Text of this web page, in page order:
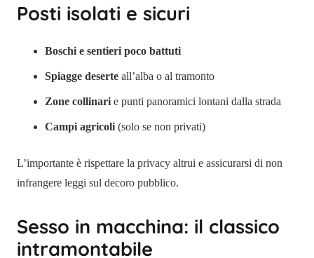
Posti isolati e sicuri
Boschi e sentieri poco battuti
Spiagge deserte all’alba o al tramonto
Zone collinari e punti panoramici lontani dalla strada
Campi agricoli (solo se non privati)
L’importante è rispettare la privacy altrui e assicurarsi di non
infrangere leggi sul decoro pubblico.
Sesso in macchina: il classico
intramontabile